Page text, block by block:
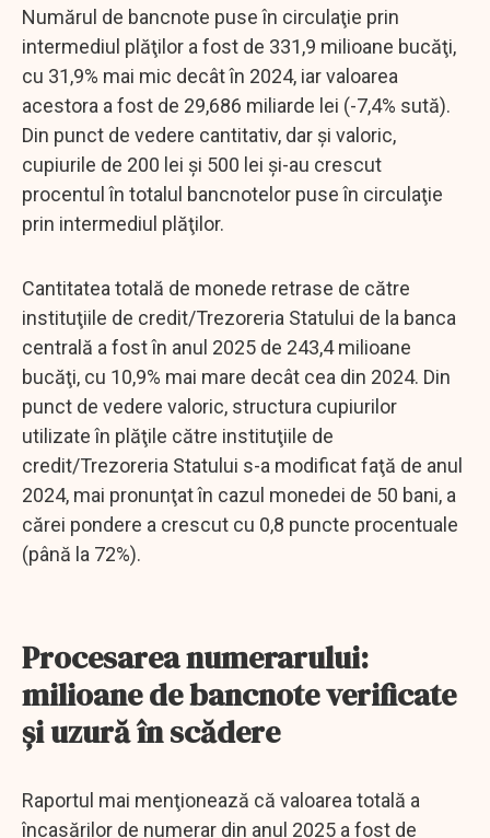
Numărul de bancnote puse în circulaţie prin
intermediul plăţilor a fost de 331,9 milioane bucăţi,
cu 31,9% mai mic decât în 2024, iar valoarea
acestora a fost de 29,686 miliarde lei (-7,4% sută).
Din punct de vedere cantitativ, dar şi valoric,
cupiurile de 200 lei şi 500 lei şi-au crescut
procentul în totalul bancnotelor puse în circulaţie
prin intermediul plăţilor.
Cantitatea totală de monede retrase de către
instituţiile de credit/Trezoreria Statului de la banca
centrală a fost în anul 2025 de 243,4 milioane
bucăţi, cu 10,9% mai mare decât cea din 2024. Din
punct de vedere valoric, structura cupiurilor
utilizate în plăţile către instituţiile de
credit/Trezoreria Statului s-a modificat faţă de anul
2024, mai pronunţat în cazul monedei de 50 bani, a
cărei pondere a crescut cu 0,8 puncte procentuale
(până la 72%).
Procesarea numerarului:
milioane de bancnote verificate
și uzură în scădere
Raportul mai menţionează că valoarea totală a
încasărilor de numerar din anul 2025 a fost de